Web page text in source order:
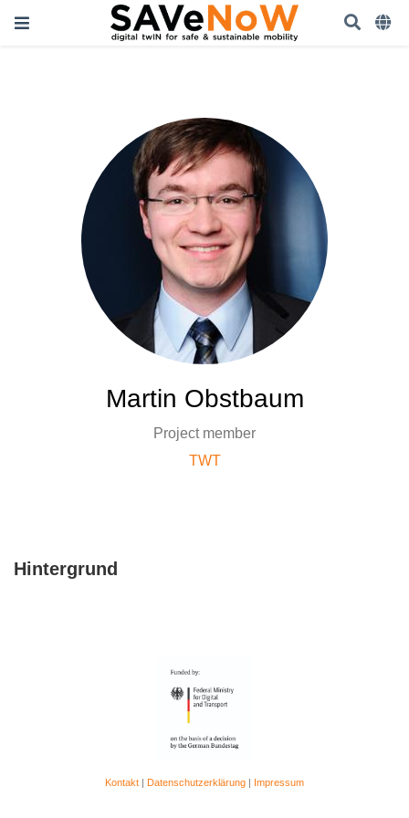
Martin Obstbaum
Project member
TWT
Hintergrund
Kontakt | Datenschutzerklärung | Impressum